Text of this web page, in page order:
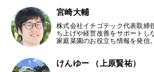
宮崎大輔
株式会社イチゴテック代表取締
ち上げや経営改善をサポートし
家庭菜園のお役立ち情報を発信
けんゆー （上原賢祐）